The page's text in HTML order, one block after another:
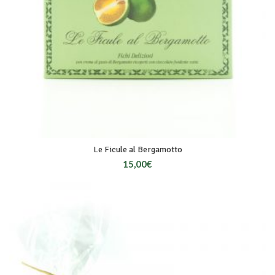
Le Ficule al Bergamotto
15,00€